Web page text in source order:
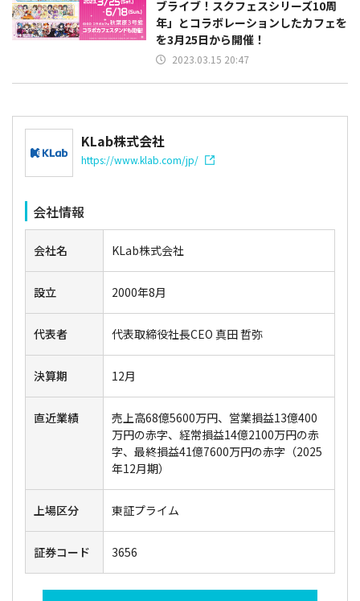
ブライブ！スクフェスシリーズ10周
年」とコラボレーションしたカフェを
を3月25日から開催！
2023.03.15 20:47
KLab株式会社
https://www.klab.com/jp/
会社情報
会社名 KLab株式会社
設立 2000年8月
代表者 代表取締役社長CEO 真田 哲弥
決算期 12月
直近業績
売上高68億5600万円、営業損益13億400
万円の赤字、経常損益14億2100万円の赤
字、最終損益41億7600万円の赤字（2025
年12月期）
上場区分 東証プライム
証券コード 3656